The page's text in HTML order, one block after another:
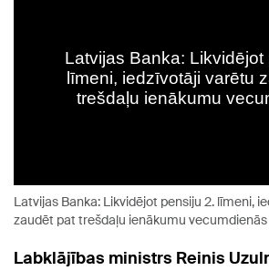
Latvijas Banka: Likvidējot pensiju 2. līmeni,
zaudēt pat trešdaļu ienākumu vecumdienās
Labklājības ministrs Reinis